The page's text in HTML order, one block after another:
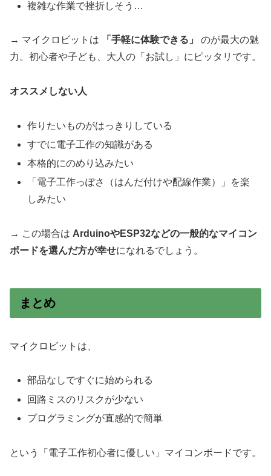
複雑な作業で挫折しそう…
→ マイクロビットは 「手軽に体験できる」
のが最大の魅
力。初心者や子ども、大人の「お試し」にピッタリです。
オススメしない人
作りたいものがはっきりしている
すでに電子工作の知識がある
本格的にのめり込みたい
「電子工作っぽさ（はんだ付けや配線作業）」を楽
しみたい
→ この場合は ArduinoやESP32などの一般的なマイコン
ボードを選んだ方が幸せになれるでしょう。
まとめ
マイクロビットは、
部品なしですぐに始められる
回路ミスのリスクが少ない
プログラミングが直感的で簡単
という「電子工作初心者に優しい」マイコンボードです。